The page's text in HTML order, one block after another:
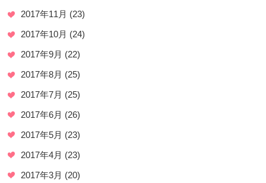
2017年11月 (23)
2017年10月 (24)
2017年9月 (22)
2017年8月 (25)
2017年7月 (25)
2017年6月 (26)
2017年5月 (23)
2017年4月 (23)
2017年3月 (20)